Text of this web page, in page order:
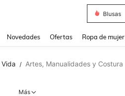
Jeans
Novedades Ofertas Ropa de mujer
/ Artes, Manualidades y Costura
Más